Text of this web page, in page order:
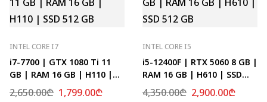
INTEL CORE I7
i7-7700 | GTX 1080 Ti 11
GB | RAM 16 GB | H110 |
SSD 512 GB
2,650.00₾ 1,799.00₾
INTEL CORE I5
i5-12400F | RTX 5060 8 GB |
RAM 16 GB | H610 | SSD
512 GB
4,350.00₾ 2,900.00₾